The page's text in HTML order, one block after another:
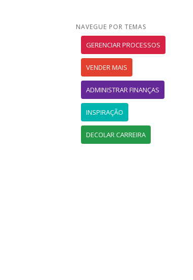
NAVEGUE POR TEMAS
GERENCIAR PROCESSOS
VENDER MAIS
ADMINISTRAR FINANÇAS
INSPIRAÇÃO
DECOLAR CARREIRA